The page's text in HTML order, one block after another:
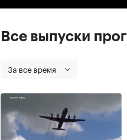
Все выпуски
За все время